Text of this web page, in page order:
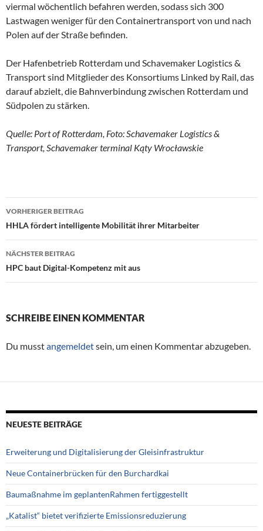
viermal wöchentlich befahren werden, sodass sich 300
Lastwagen weniger für den Containertransport von und nach
Polen auf der Straße befinden.
Der Hafenbetrieb Rotterdam und Schavemaker Logistics &
Transport sind Mitglieder des Konsortiums Linked by Rail, das
darauf abzielt, die Bahnverbindung zwischen Rotterdam und
Südpolen zu stärken.
Quelle: Port of Rotterdam, Foto: Schavemaker Logistics &
Transport, Schavemaker terminal Kąty Wrocławskie
Beitragsnavigation
VORHERIGER BEITRAG
HHLA fördert intelligente Mobilität ihrer Mitarbeiter
NÄCHSTER BEITRAG
HPC baut Digital-Kompetenz mit aus
SCHREIBE EINEN KOMMENTAR
Du musstangemeldetsein, um einen Kommentar abzugeben.
NEUESTE BEITRÄGE
Erweiterung und Digitalisierung der Gleisinfrastruktur
Neue Containerbrücken für den Burchardkai
Baumaßnahme im geplantenRahmen fertiggestellt
„Katalist“ bietet verifizierte Emissionsreduzierung